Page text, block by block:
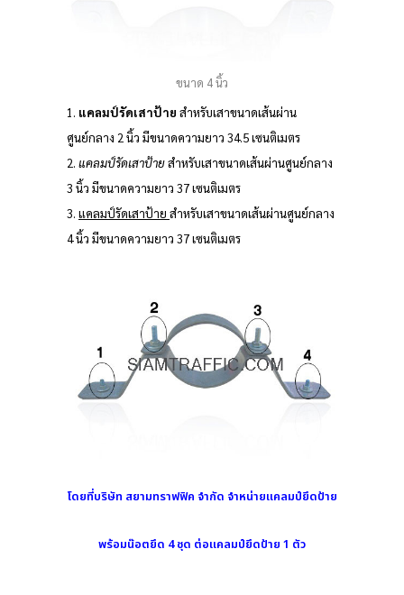
ขนาด 4 นิ้ว
1. แคลมป์รัดเสาป้าย สำหรับเสาขนาดเส้นผ่าน
ศูนย์กลาง 2 นิ้ว มีขนาดความยาว 34.5 เซนติเมตร
2. แคลมป์รัดเสาป้ายสำหรับเสาขนาดเส้นผ่านศูนย์กลาง
3 นิ้ว มีขนาดความยาว 37 เซนติเมตร
3. แคลมป์รัดเสาป้าย สำหรับเสาขนาดเส้นผ่านศูนย์กลาง
4 นิ้ว มีขนาดความยาว 37 เซนติเมตร
โดยที่บริษัท สยามทราฟฟิค จำกัด จำหน่ายแคลมป์ยึดป้าย
พร้อมน๊อตยึด 4 ชุด ต่อแคลมป์ยึดป้าย 1 ตัว